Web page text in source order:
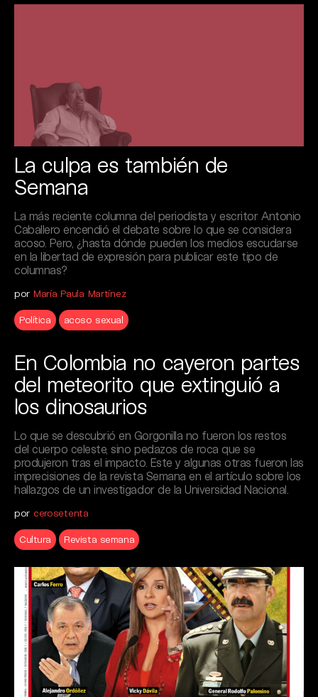
La culpa es también de
Semana
La más reciente columna del periodista y escritor Antonio
Caballero encendió el debate sobre lo que se considera
acoso. Pero, ¿hasta dónde pueden los medios escudarse
en la libertad de expresión para publicar este tipo de
columnas?
por María Paula Martínez
Política acoso sexual
En Colombia no cayeron partes
del meteorito que extinguió a
los dinosaurios
Lo que se descubrió en Gorgonilla no fueron los restos
del cuerpo celeste, sino pedazos de roca que se
produjeron tras el impacto. Este y algunas otras fueron las
imprecisiones de la revista Semana en el artículo sobre los
hallazgos de un investigador de la Universidad Nacional.
por cerosetenta
Cultura Revista semana